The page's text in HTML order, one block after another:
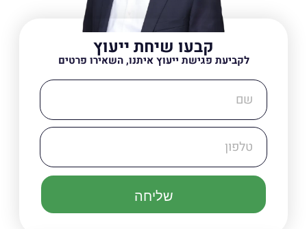
קבעו שיחת ייעוץ
לקביעת פגישת ייעוץ איתנו, השאירו פרטים
שליחה